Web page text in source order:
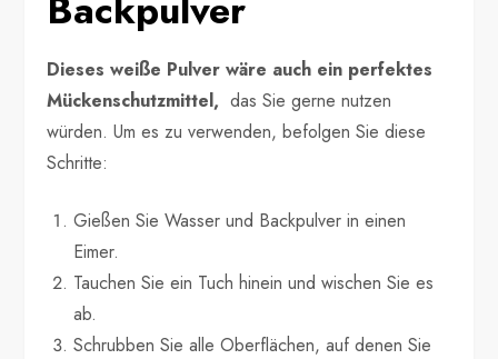
Dieses weiße Pulver wäre auch ein perfektes
Mückenschutzmittel, das Sie gerne nutzen
würden. Um es zu verwenden, befolgen Sie diese
Schritte:
Gießen Sie Wasser und Backpulver in einen
Eimer.
Tauchen Sie ein Tuch hinein und wischen Sie es
ab.
Schrubben Sie alle Oberflächen, auf denen Sie